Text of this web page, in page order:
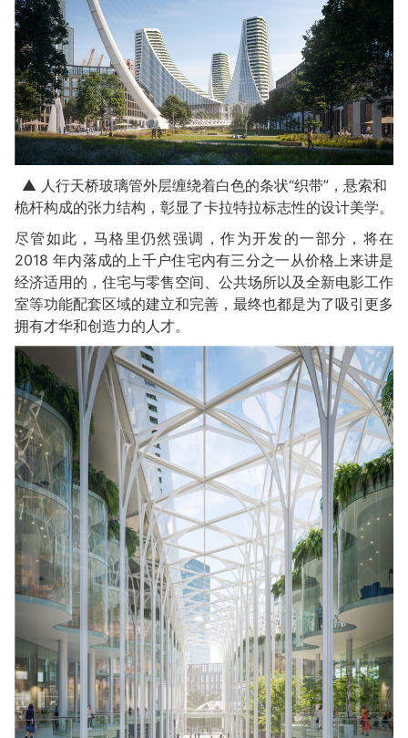
▲ 人行天桥玻璃管外层缠绕着白色的条状“织带”，悬索和
桅杆构成的张力结构，彰显了卡拉特拉标志性的设计美学。
尽管如此，马格里仍然强调，作为开发的一部分，将在
2018 年内落成的上千户住宅内有三分之一从价格上来讲是
经济适用的，住宅与零售空间、公共场所以及全新电影工作
室等功能配套区域的建立和完善，最终也都是为了吸引更多
拥有才华和创造力的人才。